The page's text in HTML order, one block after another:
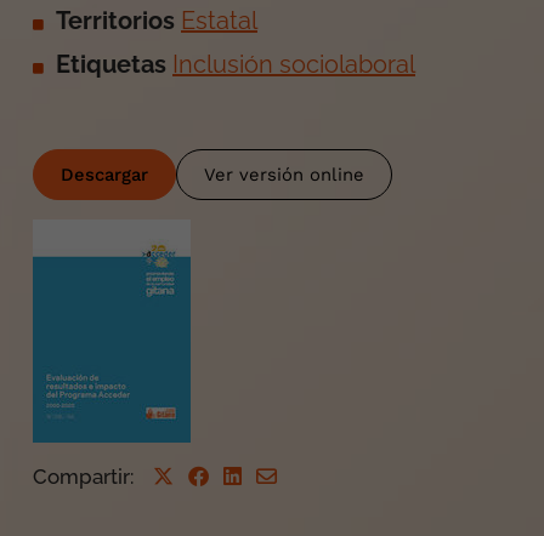
Territorios Estatal
Etiquetas Inclusión sociolaboral
Descargar Ver versión online
Compartir: